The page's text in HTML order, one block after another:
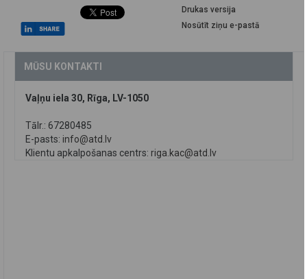
Drukas versija
Nosūtīt ziņu e-pastā
MŪSU KONTAKTI
Vaļņu iela 30, Rīga, LV-1050
Tālr.: 67280485
E-pasts: info@atd.lv
Klientu apkalpošanas centrs: riga.kac@atd.lv